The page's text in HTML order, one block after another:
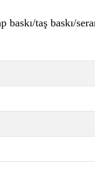
taş baskı/